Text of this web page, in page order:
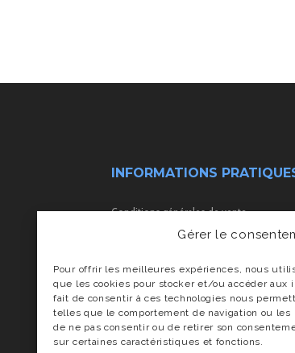
Gérer le
Pour offrir les meilleures expériences, nous
que les cookies pour stocker et/ou accéder aux
fait de consentir à ces technologies nous
telles que le comportement de navigation ou
de ne pas consentir ou de retirer son
sur certaines caractéristiques et fonctions.
INFORMATIONS
Conditions générales de vente
Charte vie privée